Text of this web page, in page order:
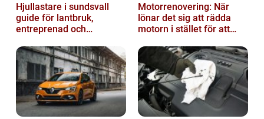
Hjullastare i sundsvall
guide för lantbruk,
entreprenad och
Motorrenovering: När
lönar det sig att rädda
motorn i stället för att